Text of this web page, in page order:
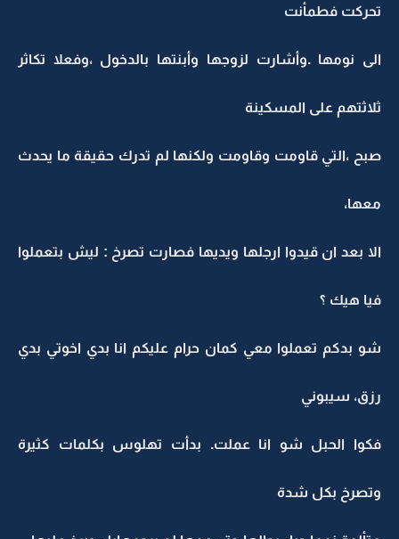
تحركت فطمأنت
الى نومها .وأشارت لزوجها وأبنتها بالدخول ،وفعلا تكاثر
ثلاثتهم على المسكينة
صبح ،التي قاومت وقاومت ولكنها لم تدرك حقيقة ما يحدث
معها،
الا بعد ان قيدوا ارجلها ويديها فصارت تصرخ : ليش بتعملوا
فيا هيك ؟
شو بدكم تعملوا معي كمان حرام عليكم انا بدي اخوتي بدي
رزق، سيبوني
فكوا الحبل شو انا عملت. بدأت تهلوس بكلمات كثيرة
وتصرخ بكل شدة